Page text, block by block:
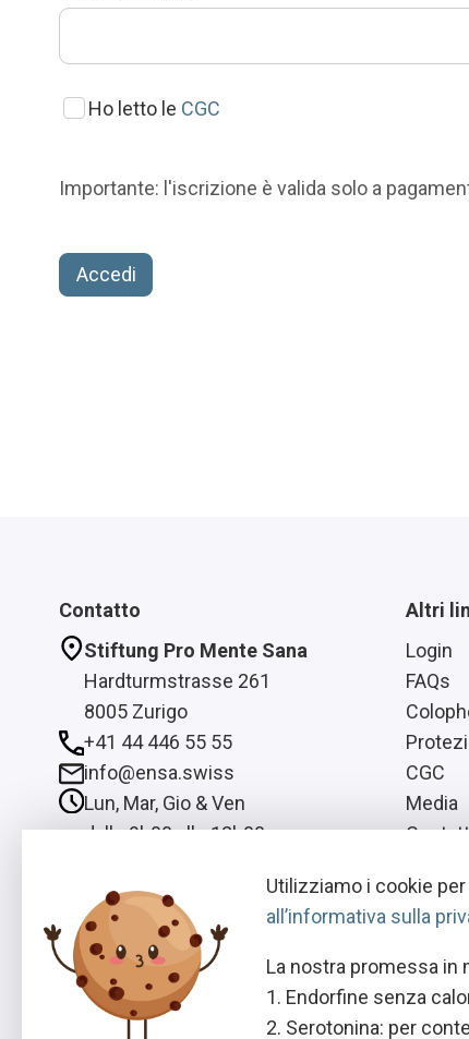
Ho letto le CGC
Importante: l'iscrizione è valida solo a
Accedi
Contatto
Stiftung Pro Mente Sana
Hardturmstrasse 261
8005 Zurigo
+41 44 446 55 55
info@ensa.swiss
Lun, Mar, Gio & Ven
dalle 9h00 alle 12h00
dalle 13h00 alle 16h00
Altri
Login
FAQs
CGC
Media
Utilizziamo i cookie
all’informativa sulla
La nostra promessa in
Endorfine senza
Serotonina: per